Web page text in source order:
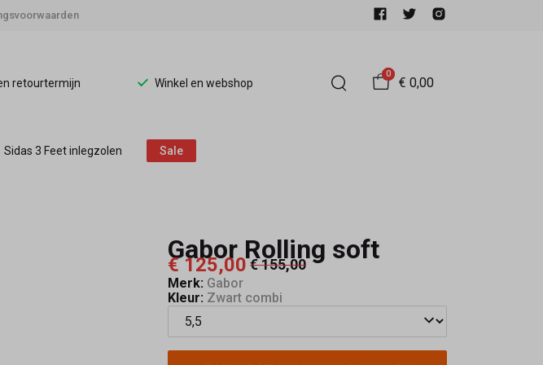
retourtermijn Winkel en webshop
0
€ 0,00
Sidas 3 Feet inlegzolen Sale
Gabor Rolling soft
€ 125,00€ 155,00
Merk: Gabor
Kleur: Zwart combi